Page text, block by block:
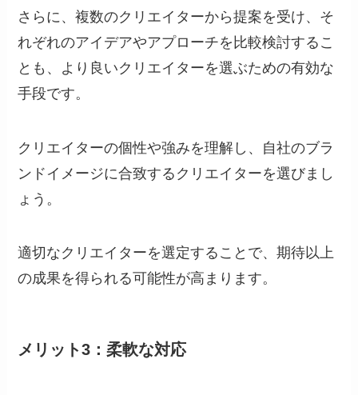
さらに、複数のクリエイターから提案を受け、そ
れぞれのアイデアやアプローチを比較検討するこ
とも、より良いクリエイターを選ぶための有効な
手段です。
クリエイターの個性や強みを理解し、自社のブラ
ンドイメージに合致するクリエイターを選びまし
ょう。
適切なクリエイターを選定することで、期待以上
の成果を得られる可能性が高まります。
メリット3：柔軟な対応